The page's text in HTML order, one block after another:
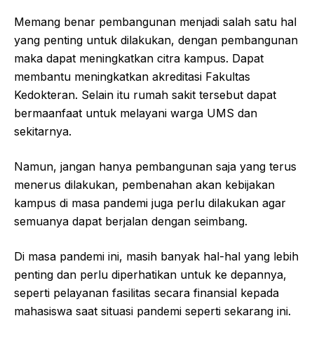
Memang benar pembangunan menjadi salah satu hal
yang penting untuk dilakukan, dengan pembangunan
maka dapat meningkatkan citra kampus. Dapat
membantu meningkatkan akreditasi Fakultas
Kedokteran. Selain itu rumah sakit tersebut dapat
bermaanfaat untuk melayani warga UMS dan
sekitarnya.
Namun, jangan hanya pembangunan saja yang terus
menerus dilakukan, pembenahan akan kebijakan
kampus di masa pandemi juga perlu dilakukan agar
semuanya dapat berjalan dengan seimbang.
Di masa pandemi ini, masih banyak hal-hal yang lebih
penting dan perlu diperhatikan untuk ke depannya,
seperti pelayanan fasilitas secara finansial kepada
mahasiswa saat situasi pandemi seperti sekarang ini.